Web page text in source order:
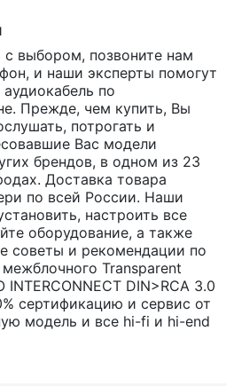
с выбором, позвоните нам
и наши эксперты помогут
по
Прежде, чем купить, Вы
потрогать и
Вас модели
брендов, в одном из 23
Доставка товара
по всей России. Наши
настроить все
оборудование, а также
советы и рекомендации по
Transparent
INTERCONNECT DIN>RCA 3.0
сертификацию и сервис от
модель и все hi-fi и hi-end